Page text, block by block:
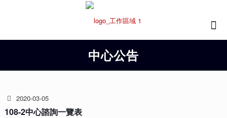
中心公告
2020-03-05
108-2中心諮詢一覽表